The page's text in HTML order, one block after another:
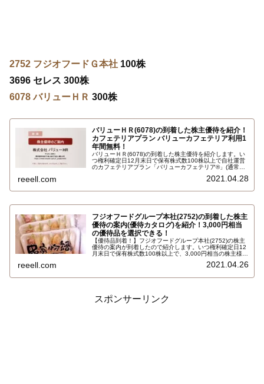
2752 フジオフードＧ本社 100株
3696 セレス 300株
6078 バリューＨＲ 300株
バリューＨＲ(6078)の到着した株主優待を紹介！
カフェテリアプラン バリューカフェテリア利用1
年間無料！
バリューＨＲ(6078)の到着した株主優待を紹介します。い
つ権利確定日12月末日で保有株式数100株以上で自社運営
のカフェテリアプラン「バリューカフェテリア®」(通常年
続保有期間に応じてカフェテリアプランで利用できるカフ
reeell.com 2021.04.28
フジオフードグループ本社(2752)の到着した株主
優待の案内(優待カタログ)を紹介！3,000円相当
の優待品を選択できる！
【優待品到着！】フジオフードグループ本社(2752)の株主
優待の案内が到着したので紹介します。いつ権利確定日12
月末日で保有株式数100株以上で、3,000円相当の株主様ご
主優待お食事券3,000円分、コシヒカリ、串家物語 串かつ
reeell.com 2021.04.26
スポンサーリンク